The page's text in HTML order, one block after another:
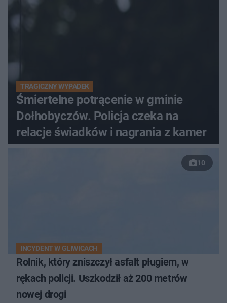
TRAGICZNY WYPADEK
Śmiertelne potrącenie w gminie
Dołhobyczów. Policja czeka na
relacje świadków i nagrania z kamer
10
INCYDENT W GLIWICACH
Rolnik, który zniszczył asfalt pługiem, w
rękach policji. Uszkodził aż 200 metrów
nowej drogi